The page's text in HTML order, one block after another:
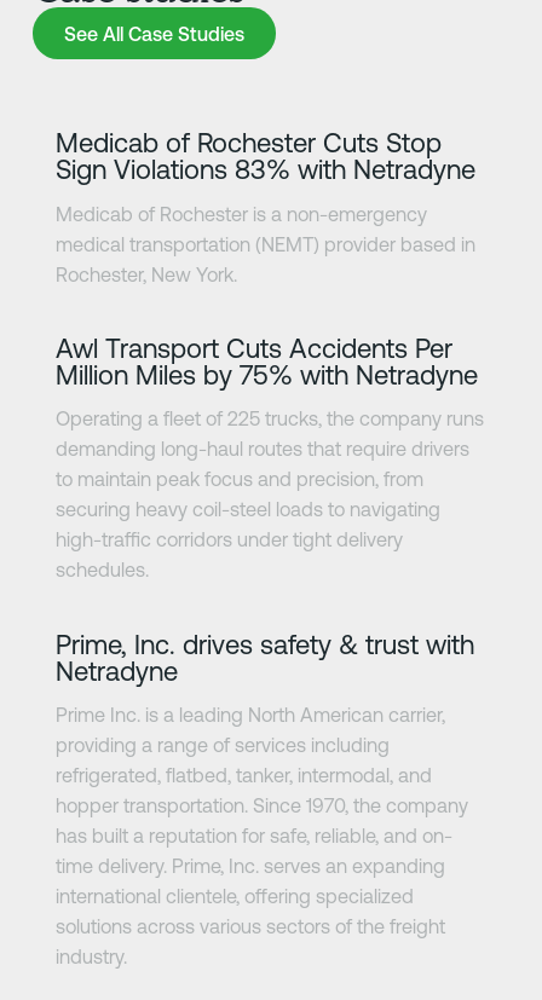
See All Case Studies
See All Case Studies
Medicab of Rochester Cuts Stop
Sign Violations 83% with Netradyne
Medicab of Rochester is a non-emergency
medical transportation (NEMT) provider based in
Rochester, New York.
Awl Transport Cuts Accidents Per
Million Miles by 75% with Netradyne
Operating a fleet of 225 trucks, the company runs
demanding long-haul routes that require drivers
to maintain peak focus and precision, from
securing heavy coil-steel loads to navigating
high-traffic corridors under tight delivery
schedules.
Prime, Inc. drives safety & trust with
Netradyne
Prime Inc. is a leading North American carrier,
providing a range of services including
refrigerated, flatbed, tanker, intermodal, and
hopper transportation. Since 1970, the company
has built a reputation for safe, reliable, and on-
time delivery. Prime, Inc. serves an expanding
international clientele, offering specialized
solutions across various sectors of the freight
industry.